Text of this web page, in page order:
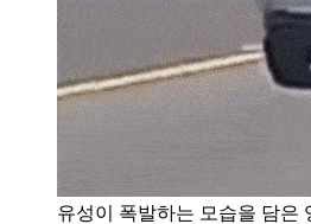
유성이 폭발하는 모습을 담은